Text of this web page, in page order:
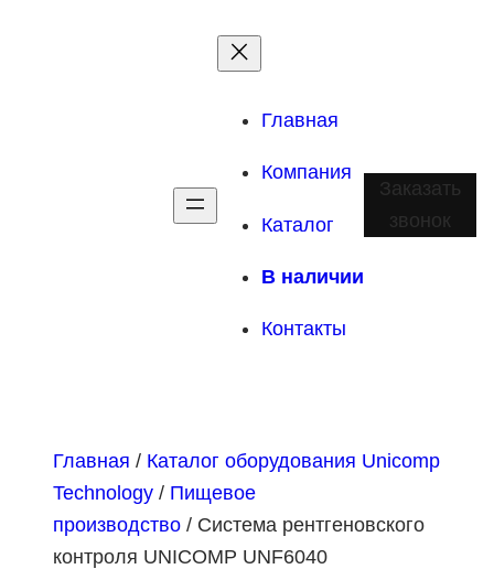
Главная
Компания
Каталог
В наличии
Контакты
Заказать
звонок
Главная / Каталог оборудования Unicomp
Technology / Пищевое
производство / Система рентгеновского
контроля UNICOMP UNF6040